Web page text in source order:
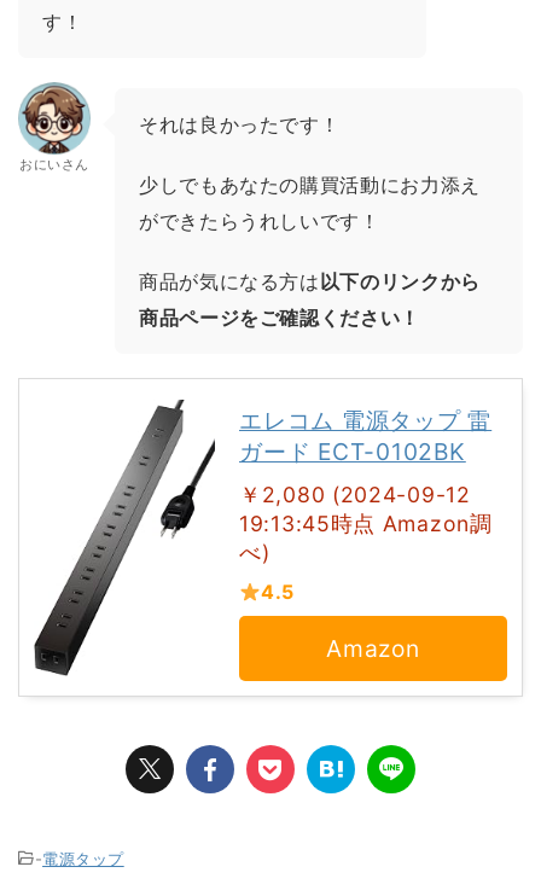
す！
おにいさん
それは良かったです！
少しでもあなたの購買活動にお力添え
ができたらうれしいです！
商品が気になる方は以下のリンクから
商品ページをご確認ください！
エレコム 電源タップ 雷
ガード ECT-0102BK
￥2,080 (2024-09-12
19:13:45時点 Amazon調
べ)
4.5
Amazon
-電源タップ